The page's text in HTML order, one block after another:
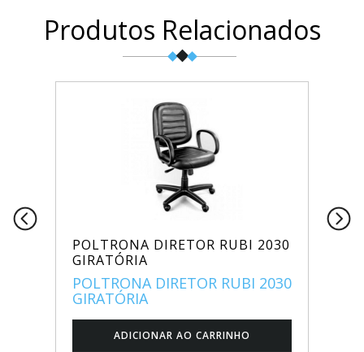
Produtos Relacionados
POLTRONA DIRETOR RUBI 2030
GIRATÓRIA
POLTRONA DIRETOR RUBI 2030
GIRATÓRIA